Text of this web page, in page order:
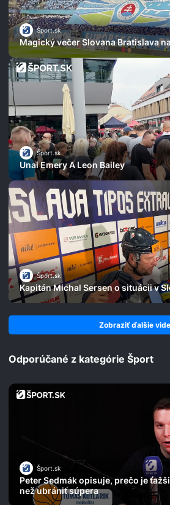
Šport.sk
Magický večer Slovana Bratislava
Šport.sk
Unai Emery A Leon Bailey
Šport.sk
Kapitán Michal Sersen o situácii v
Zobraziť ďalšie
Odporúčané z kategórie Šport
Šport.sk
Peter Sedmák opisuje, prečo je
než ubrániť súpera